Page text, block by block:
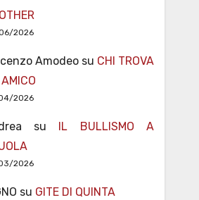
2026
Amodeosu CHI TROVA
2026
su
IL BULLISMO A
2026
su GITE DI QUINTA